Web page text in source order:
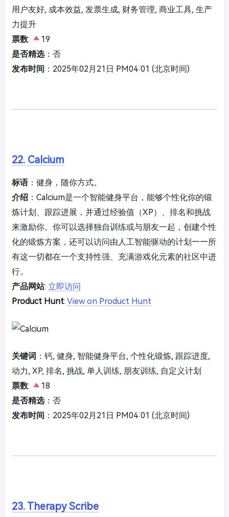
用户友好, 成本效益, 发票生成, 财务管理, 商业工具, 生产
力提升
票数:
19
是否精选：否
发布时间 ：2025年02月21日 PM04:01 (北京时间)
22. Calcium
标语：健身，随你方式。
介绍 ：Calcium是一个智能健身平台，能够个性化你的锻
炼计划、跟踪进展，并通过经验值（XP）、排名和挑战
来激励你。你可以选择独自训练或与朋友一起，创建个性
化的锻炼方案，还可以访问由人工智能驱动的计划——所
有这一切都在一个支持性强、充满游戏化元素的社区中进
行。
产品网站: 立即访问
Product Hunt: View on Product Hunt
关键词 ：钙, 健身, 智能健身平台, 个性化锻炼, 跟踪进度,
动力, XP, 排名, 挑战, 单人训练, 朋友训练, 自定义计划
票数:
18
是否精选：否
发布时间 ：2025年02月21日 PM04:01 (北京时间)
23. Therapy Scribe